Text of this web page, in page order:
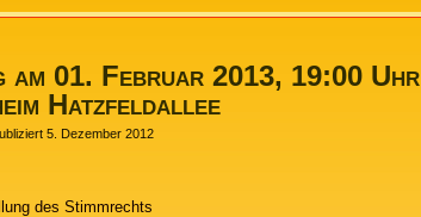
am 01. Februar 2013, 19:00 Uhr
Hatzfeldallee
5. Dezember 2012
des Stimmrechts